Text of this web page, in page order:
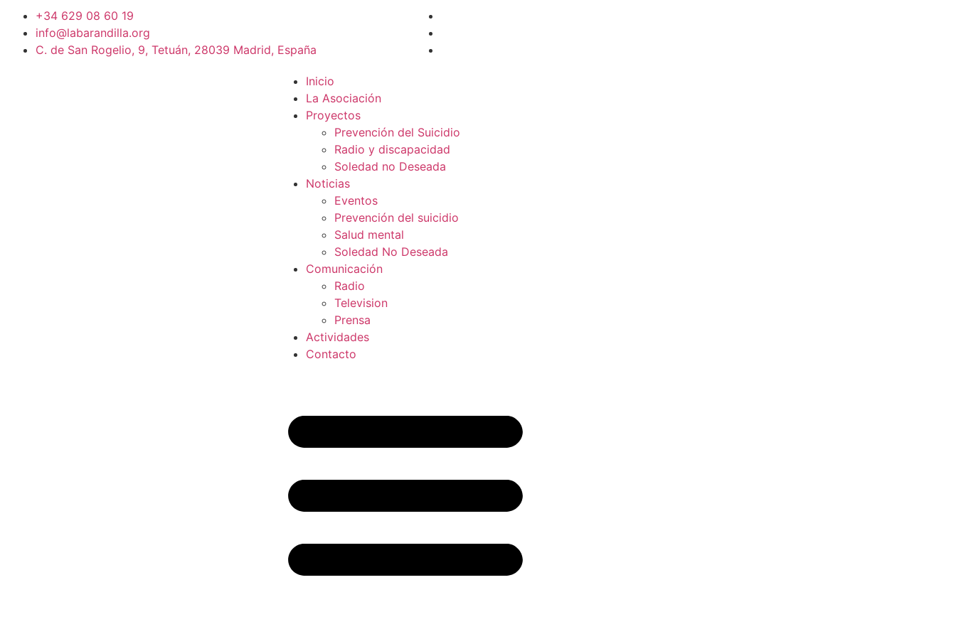
+34 629 08 60 19
info@labarandilla.org
C. de San Rogelio, 9, Tetuán, 28039 Madrid, España
Inicio
La Asociación
Proyectos
Prevención del Suicidio
Radio y discapacidad
Soledad no Deseada
Noticias
Eventos
Prevención del suicidio
Salud mental
Soledad No Deseada
Comunicación
Radio
Television
Prensa
Actividades
Contacto